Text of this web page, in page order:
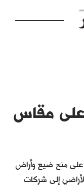
مقاس
على منح ضيع وأراض
إلى شركات